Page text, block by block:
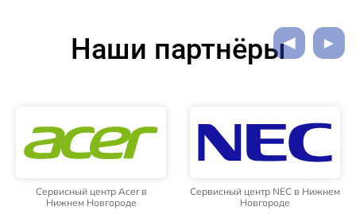
Наши партнёры
Сервисный центр Acer в
Нижнем Новгороде
Сервисный центр NEC в Нижнем
Новгороде